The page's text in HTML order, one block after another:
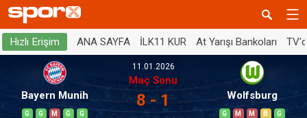
Hızlı Erişim ANA SAYFA İLK11 KUR At Yarışı Bankoları
Bayern Munih
G G M G G
11.01.2026
Maç Sonu
8 - 1 Wolfsburg
G M M B G